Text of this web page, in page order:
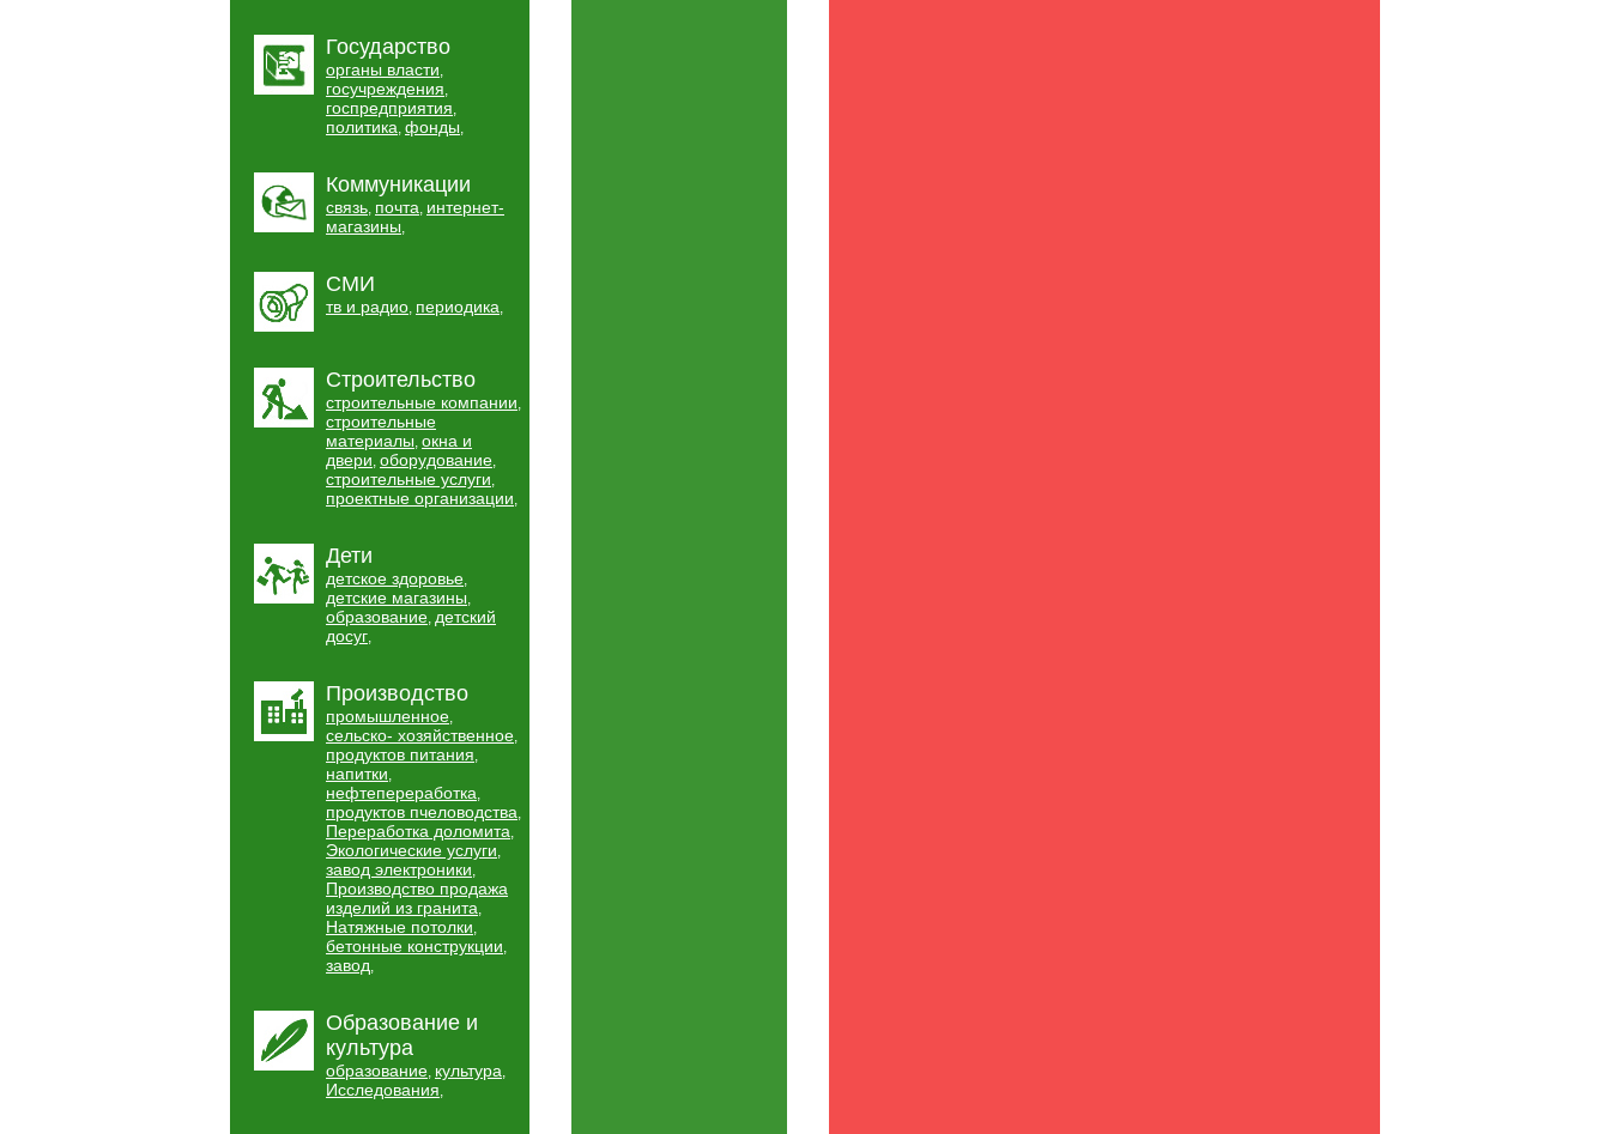
Государство
органы власти,
госучреждения,
госпредприятия,
политика, фонды,
Коммуникации
связь, почта, интернет-
магазины,
СМИ
тв и радио, периодика,
Строительство
строительные компании,
строительные
материалы, окна и
двери, оборудование,
строительные услуги,
проектные организации,
Дети
детское здоровье,
детские магазины,
образование, детский
досуг,
Производство
промышленное,
сельско- хозяйственное,
продуктов питания,
напитки,
нефтепереработка,
продуктов пчеловодства,
Переработка доломита,
Экологические услуги,
завод электроники,
Производство продажа
изделий из гранита,
Натяжные потолки,
бетонные конструкции,
завод,
Образование и
культура
образование, культура,
Исследования,